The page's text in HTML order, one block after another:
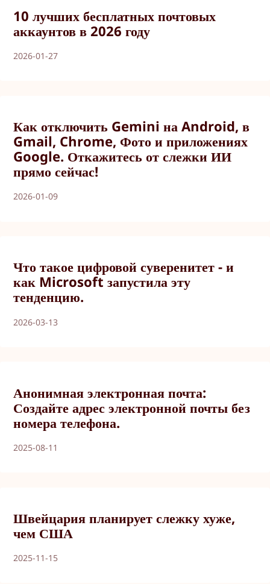
10 лучших бесплатных почтовых
аккаунтов в 2026 году
2026-01-27
Как отключить Gemini на Android, в
Gmail, Chrome, Фото и приложениях
Google. Откажитесь от слежки ИИ
прямо сейчас!
2026-01-09
Что такое цифровой суверенитет - и
как Microsoft запустила эту
тенденцию.
2026-03-13
Анонимная электронная почта:
Создайте адрес электронной почты без
номера телефона.
2025-08-11
Швейцария планирует слежку хуже,
чем США
2025-11-15